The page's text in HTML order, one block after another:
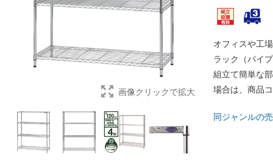
画像クリックで拡大
オフィスや工
ラック（パイ
組立て簡単な
場合は、商品
同ジャンルの